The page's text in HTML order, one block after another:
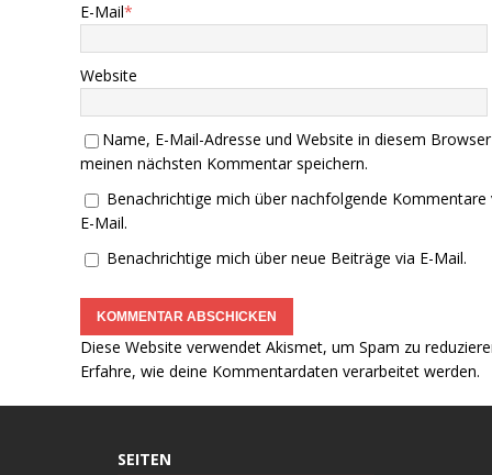
E-Mail*
Website
Name, E-Mail-Adresse und Website in diesem
meinen nächsten Kommentar speichern.
Benachrichtige mich über nachfolgende Kommentare
E-Mail.
Benachrichtige mich über neue Beiträge via E-Mail.
Diese Website verwendet Akismet, um Spam zu
Erfahre, wie deine Kommentardaten verarbeitet werden.
SEITEN